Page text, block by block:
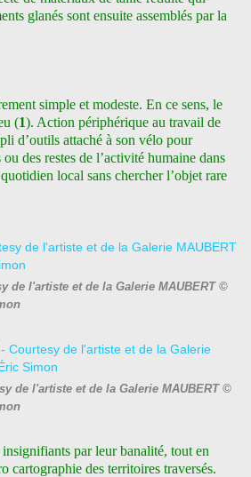
glanés sont ensuite assemblés par la
simple et modeste. En ce sens, le
(1). Action périphérique au travail de
d’outils attaché à son vélo pour
des restes de l’activité humaine dans
local sans chercher l’objet rare
de l'artiste et de la Galerie MAUBERT ©
de l'artiste et de la Galerie MAUBERT ©
par leur banalité, tout en
cartographie des territoires traversés.